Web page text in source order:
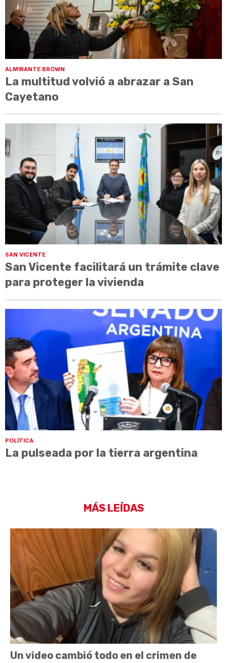
ALMIRANTE BROWN
La multitud volvió a abrazar a San
Cayetano
SAN VICENTE
San Vicente facilitará un trámite clave
para proteger la vivienda
POLÍTICA
La pulseada por la tierra argentina
MÁS LEÍDAS
Un video cambió todo en el crimen de